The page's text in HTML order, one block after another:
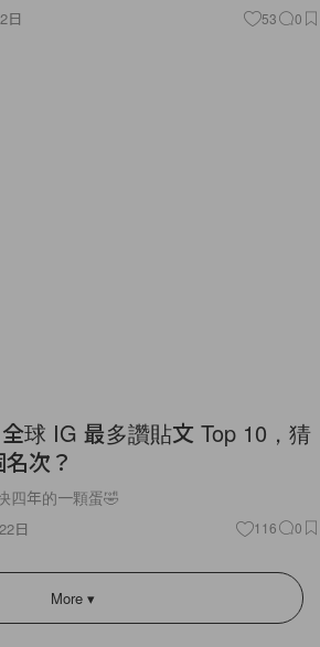
日 53 0
球 IG 最多讚貼文 Top 10，猜
次？
四年的一顆蛋🤣
日 116 0
More ▾